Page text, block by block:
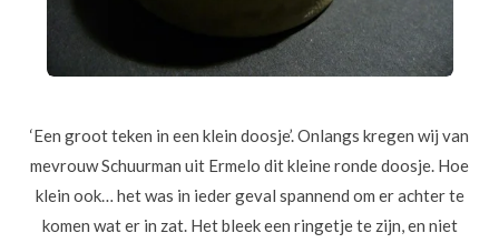
‘Een groot teken in een klein doosje’. Onlangs kregen wij van
mevrouw Schuurman uit Ermelo dit kleine ronde doosje. Hoe
klein ook… het was in ieder geval spannend om er achter te
komen wat er in zat. Het bleek een ringetje te zijn, en niet